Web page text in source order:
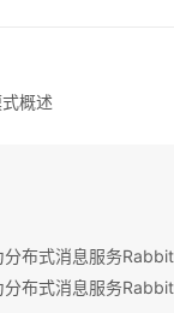
概述
分布式消息服务